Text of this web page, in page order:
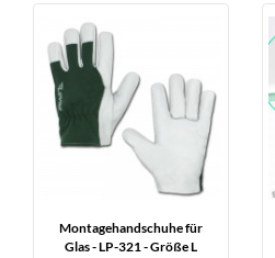
Montagehandschuhe für
Glas - LP-321 - Größe L